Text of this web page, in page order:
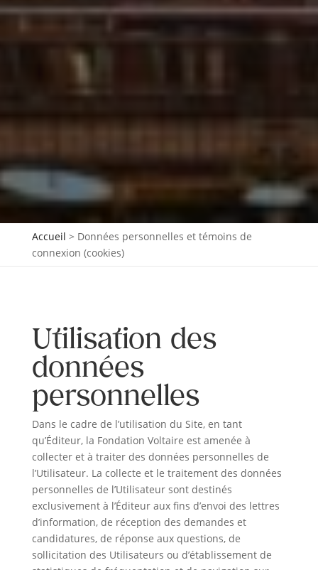
Accueil > Données personnelles et témoins de
connexion (cookies)
Utilisation des
données
personnelles
Dans le cadre de l’utilisation du Site, en tant
qu’Éditeur, la Fondation Voltaire est amenée à
collecter et à traiter des données personnelles de
l’Utilisateur. La collecte et le traitement des données
personnelles de l’Utilisateur sont destinés
exclusivement à l’Éditeur aux fins d’envoi des lettres
d’information, de réception des demandes et
candidatures, de réponse aux questions, de
sollicitation des Utilisateurs ou d’établissement de